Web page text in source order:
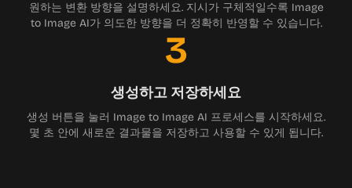
원하는 변환 방향을 설명하세요. 지시가 구체적일수록 Image
to Image AI가 의도한 방향을 더 정확히 반영할 수 있습니다.
3
생성하고 저장하세요
생성 버튼을 눌러 Image to Image AI 프로세스를 시작하세요.
몇 초 안에 새로운 결과물을 저장하고 사용할 수 있게 됩니다.